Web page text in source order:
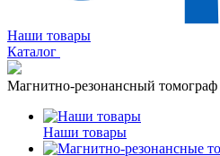
Наши товары
Каталог
Магнитно-резонансный
Наши товары